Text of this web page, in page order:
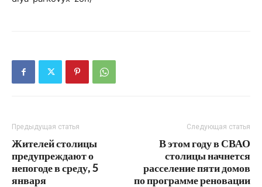
Предыдущая статья
Жителей столицы
предупреждают о
непогоде в среду, 5
января
Следующая статья
В этом году в СВАО
столицы начнется
расселение пяти домов
по программе реновации